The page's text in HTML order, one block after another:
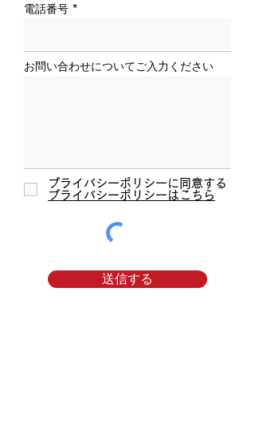
電話番号
お問い合わせについてご入力ください
プライバシーポリシーに同意する
プライバシーポリシーはこちら
送信する